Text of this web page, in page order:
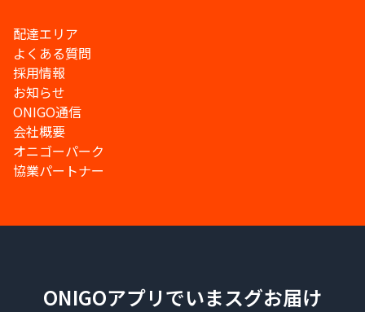
配達エリア
よくある質問
採用情報
お知らせ
ONIGO通信
会社概要
オニゴーパーク
協業パートナー
ONIGOアプリでいまスグお届け